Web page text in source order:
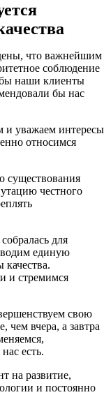
что важнейшим
соблюдение
наши клиенты
бы нас
уважаем интересы
относимся
существования
честного
для
единую
и стремимся
свою
чем вчера, а завтра
есть.
на развитие,
и постоянно